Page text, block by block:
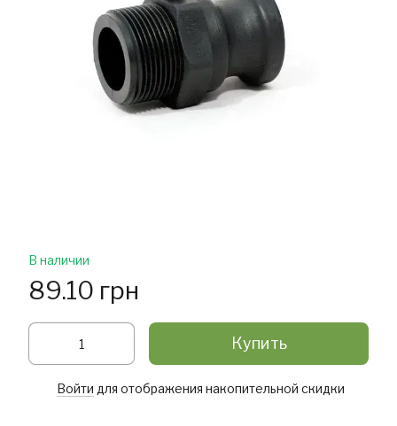
В наличии
89.10 грн
Купить
Войти для отображения накопительной скидки